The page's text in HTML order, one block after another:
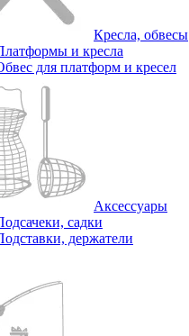
Кресла, обвесы
и кресла
для платформ и кресел
Аксессуары
садки
держатели